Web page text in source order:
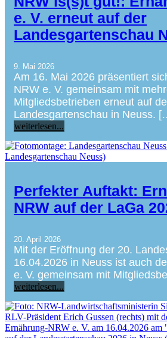
e. V. erneut auf der
Landesgartenschau
9. Mai 2026
Am 16. Mai 2026 präsentiert
NRW e. V. gemeinsam mit
Mitgliedsbetrieben erneut auf
Landesgartenschau in Neuss.
weiterlesen...
Perfekter Auftakt:
NRW auf der LaGa
20. April 2026
Mit der Eröffnung der 20.
16.04.2026 in Neuss ist auch
e. V. gemeinsam mit
weiterlesen...